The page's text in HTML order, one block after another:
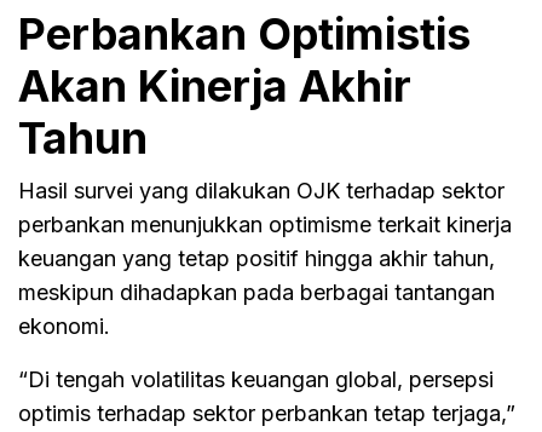
Perbankan Optimistis
Akan Kinerja Akhir
Tahun
Hasil survei yang dilakukan OJK terhadap sektor
perbankan menunjukkan optimisme terkait kinerja
keuangan yang tetap positif hingga akhir tahun,
meskipun dihadapkan pada berbagai tantangan
ekonomi.
“Di tengah volatilitas keuangan global, persepsi
optimis terhadap sektor perbankan tetap terjaga,”